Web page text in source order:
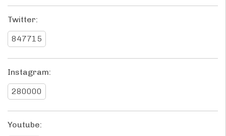
Twitter:
847715
Instagram:
280000
Youtube: